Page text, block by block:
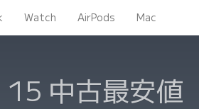
Watch AirPods Mac
15 中古最安値